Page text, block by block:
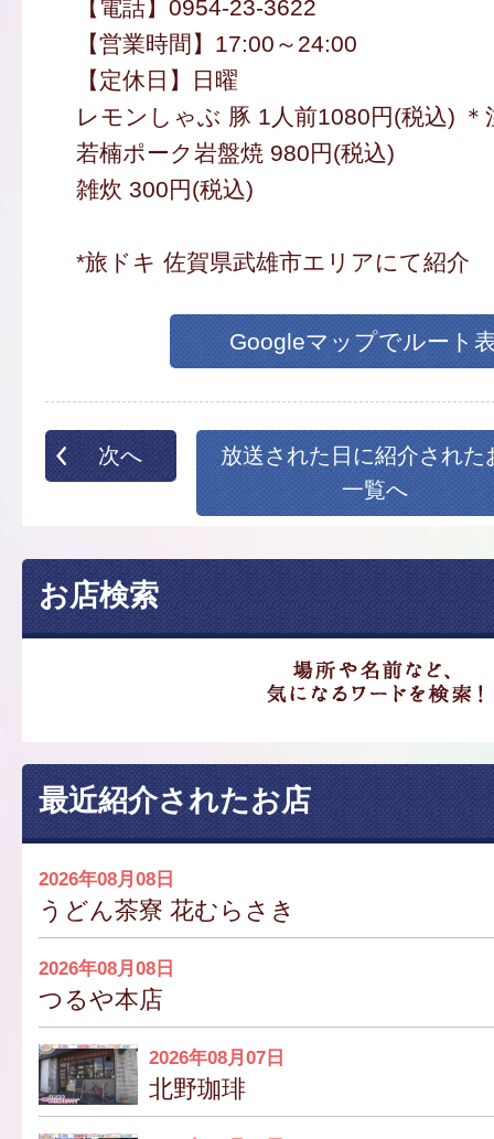
【電話】0954-23-3622
【営業時間】17:00～24:00
【定休日】日曜
レモンしゃぶ 豚 1人前1080円(税込)
若楠ポーク岩盤焼 980円(税込)
雑炊 300円(税込)
*旅ドキ 佐賀県武雄市エリアにて紹介
Googleマップでルート
次へ
放送された日に紹介された
一覧へ
お店検索
最近紹介されたお店
2026年08月08日
うどん茶寮 花むらさき
2026年08月08日
つるや本店
2026年08月07日
北野珈琲